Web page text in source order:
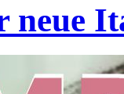
neue